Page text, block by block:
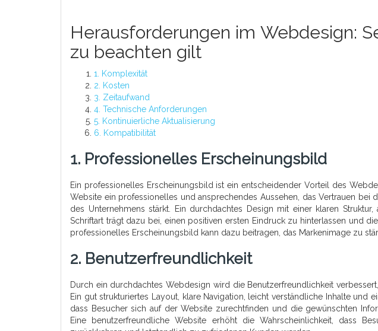
Herausforderungen im Webdesign:
zu beachten gilt
1. Komplexität
2. Kosten
3. Zeitaufwand
4. Technische Anforderungen
5. Kontinuierliche Aktualisierung
6. Kompatibilität
1. Professionelles Erscheinungsbild
Ein professionelles Erscheinungsbild ist ein entscheidender Vorteil des
Website ein professionelles und ansprechendes Aussehen, das Vertrauen bei
des Unternehmens stärkt. Ein durchdachtes Design mit einer klaren
Schriftart trägt dazu bei, einen positiven ersten Eindruck zu hinterlassen und
professionelles Erscheinungsbild kann dazu beitragen, das Markenimage zu
2. Benutzerfreundlichkeit
Durch ein durchdachtes Webdesign wird die Benutzerfreundlichkeit
Ein gut strukturiertes Layout, klare Navigation, leicht verständliche Inhalte und
dass Besucher sich auf der Website zurechtfinden und die gewünschten
Eine benutzerfreundliche Website erhöht die Wahrscheinlichkeit, dass